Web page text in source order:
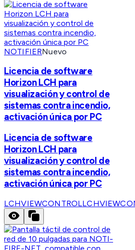
NOTIFIERNuevo
Licencia de software
Horizon LCH para
visualización y control de
sistemas contra incendio,
activación única por PC
Licencia de software
Horizon LCH para
visualización y control de
sistemas contra incendio,
activación única por PC
LCHVIEWCONTROL